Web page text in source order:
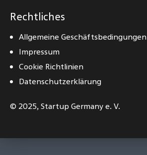
Rechtliches
Allgemeine Geschäftsbedingungen
Impressum
Cookie Richtlinien
Datenschutzerklärung
© 2025,Startup Germany e. V.